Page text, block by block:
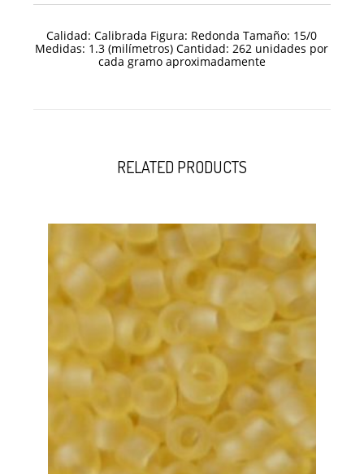
Calidad: Calibrada Figura: Redonda Tamaño: 15/0
Medidas: 1.3 (milímetros) Cantidad: 262 unidades por
cada gramo aproximadamente
RELATED PRODUCTS